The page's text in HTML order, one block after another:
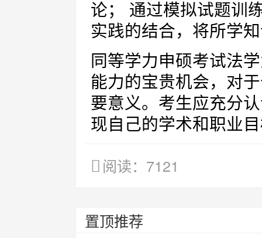
论； 通过模拟试题训
实践的结合，将所学
同等学力申硕考试法
能力的宝贵机会，对
要意义。考生应充分
现自己的学术和职业
阅读：7121
置顶推荐